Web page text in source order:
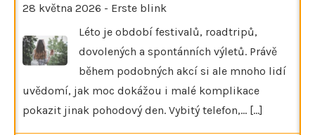
28 května 2026 - Erste blink
Léto je období festivalů, roadtripů,
dovolených a spontánních výletů. Právě
během podobných akcí si ale mnoho lidí
uvědomí, jak moc dokážou i malé komplikace
pokazit jinak pohodový den. Vybitý telefon,… [...]